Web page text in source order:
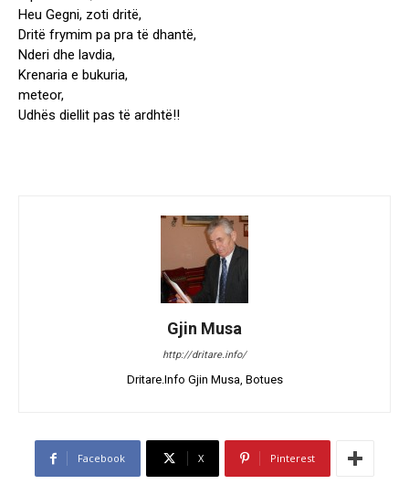
Heu Gegni, zoti dritë,
Dritë frymim pa pra të dhantë,
Nderi dhe lavdia,
Krenaria e bukuria,
meteor,
Udhës diellit pas të ardhtë!!
Gjin Musa
http://dritare.info/
Dritare.Info Gjin Musa, Botues
Facebook X Pinterest